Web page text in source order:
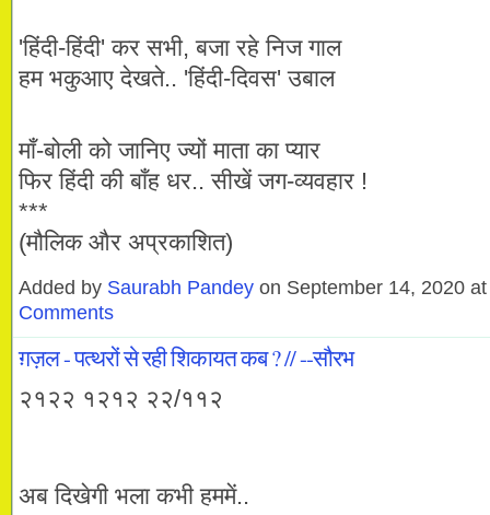
'हिंदी-हिंदी' कर सभी, बजा रहे निज गाल
हम भकुआए देखते.. 'हिंदी-दिवस' उबाल
माँ-बोली को जानिए ज्यों माता का प्यार
फिर हिंदी की बाँह धर.. सीखें जग-व्यवहार !
***
(मौलिक और अप्रकाशित)
Added by Saurabh Pandey on September 14, 2020
Comments
ग़ज़ल - पत्थरों से रही शिकायत कब ? // --सौरभ
२१२२ १२१२ २२/११२
अब दिखेगी भला कभी हममें..